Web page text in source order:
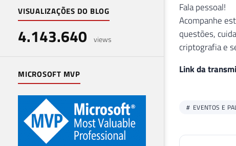
VISUALIZAÇÕES DO BLOG
4.143.640 views
MICROSOFT MVP
Fala pessoal!
Acompanhe
questões,
criptografia e
Link da
EVENTOS E